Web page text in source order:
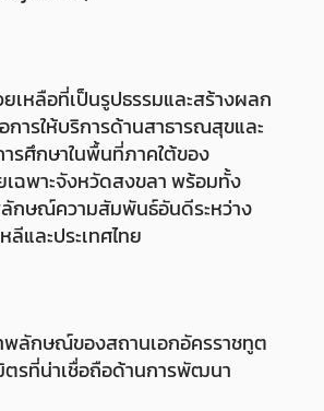
เหลือที่เป็นรูปธรรมและสร้างผลก
การให้บริการด้านสาธารณสุขและ
รศึกษาในพื้นที่ภาคใต้ของ
เฉพาะจังหวัดสงขลา พร้อมทั้ง
ลักษณ์ความสัมพันธ์อันดีระหว่าง
ลีและประเทศไทย
พลักษณ์ของสถานเอกอัครราชทูต
ตรที่น่าเชื่อถือด้านการพัฒนา